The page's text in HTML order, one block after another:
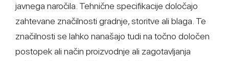
javnega naročila. Tehnične specifikacije določajo
zahtevane značilnosti gradnje, storitve ali blaga. Te
značilnosti se lahko nanašajo tudi na točno določen
postopek ali način proizvodnje ali zagotavljanja